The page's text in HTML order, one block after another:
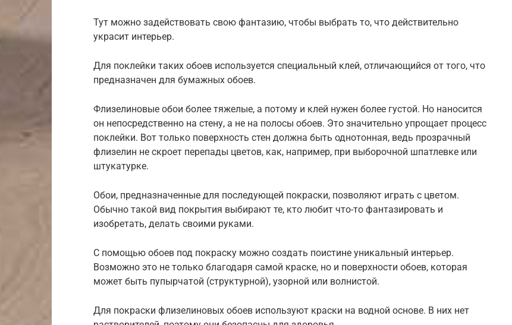
Тут можно задействовать свою фантазию, чтобы выбрать то, что действительно
украсит интерьер.
Для поклейки таких обоев используется специальный клей, отличающийся от того, что
предназначен для бумажных обоев.
Флизелиновые обои более тяжелые, а потому и клей нужен более густой. Но наносится
он непосредственно на стену, а не на полосы обоев. Это значительно упрощает процесс
поклейки. Вот только поверхность стен должна быть однотонная, ведь прозрачный
флизелин не скроет перепады цветов, как, например, при выборочной шпатлевке или
штукатурке.
Обои, предназначенные для последующей покраски, позволяют играть с цветом.
Обычно такой вид покрытия выбирают те, кто любит что-то фантазировать и
изобретать, делать своими руками.
С помощью обоев под покраску можно создать поистине уникальный интерьер.
Возможно это не только благодаря самой краске, но и поверхности обоев, которая
может быть пупырчатой (структурной), узорной или волнистой.
Для покраски флизелиновых обоев используют краски на водной основе. В них нет